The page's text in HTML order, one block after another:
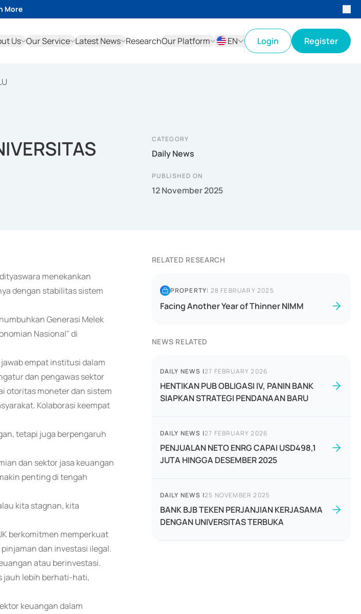
More
Us Our Service Latest News ResearchOur Platform
EN
Login Register
CATEGORY
Daily News
PUBLISHED ON
12 November 2025
menekankan
dengan stabilitas sistem
Generasi Melek
Nasional" di
empat institusi dalam
dan pengawas sektor
otoritas moneter dan sistem
Kolaborasi keempat
tetapi juga berpengaruh
dan sektor jasa keuangan
penting di tengah
kita stagnan, kita
berkomitmen memperkuat
dan investasi ilegal.
atau berinvestasi.
jauh lebih berhati-hati,
keuangan dalam
RELATED RESEARCH
PROPERTY| 28 FEBRUARY 2025
Facing Another Year of Thinner NIMM
NEWS RELATED
DAILY NEWS |27 FEBRUARY 2026
HENTIKAN PUB OBLIGASI IV, PANIN BANK
SIAPKAN STRATEGI PENDANAAN BARU
DAILY NEWS |27 FEBRUARY 2026
PENJUALAN NETO ENRG CAPAI USD498,1
JUTA HINGGA DESEMBER 2025
DAILY NEWS |25 NOVEMBER 2025
BANK BJB TEKEN PERJANJIAN KERJASAMA
DENGAN UNIVERSITAS TERBUKA